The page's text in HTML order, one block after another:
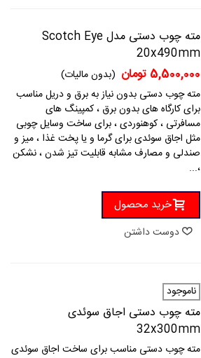
مته چوب دستی مدل Scotch Eye
20x490mm
5,500,000 تومان
(بدون مالیات)
مته چوب دستی بدون نیاز به برق و دریل مناسب
برای کارگاه های بدون برق ، کمپینگ های
مسافرتی ، کوهنوردی ، برای ساخت وسایل چوبی
مثل اجاق سوئدی برای گرما و یا پخت غذا ، میز و
صندلی و مصارف مشابه قابلیت تیز شدن ، نشکن
،...
خرید محصول
دوست داشتن
ناموجود
مته چوب دستی اجاق سوئدی
32x300mm
مته چوب دستی مناسب برای ساخت اجاق سوئدی